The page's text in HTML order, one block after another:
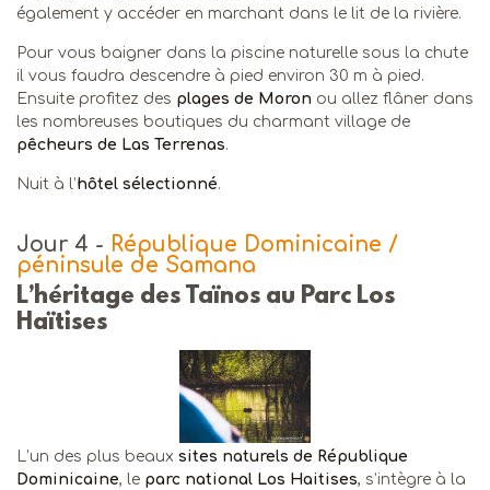
également y accéder en marchant dans le lit de la rivière.
Pour vous baigner dans la piscine naturelle sous la chute
il vous faudra descendre à pied environ 30 m à pied.
Ensuite profitez des plages de Moron ou allez flâner dans
les nombreuses boutiques du charmant village de
pêcheurs de Las Terrenas.
Nuit à l’hôtel sélectionné.
Jour 4 - République Dominicaine /
péninsule de Samana
L’héritage des Taïnos au Parc Los
Haïtises
L’un des plus beaux sites naturels de République
Dominicaine, le parc national Los Haitises, s’intègre à la